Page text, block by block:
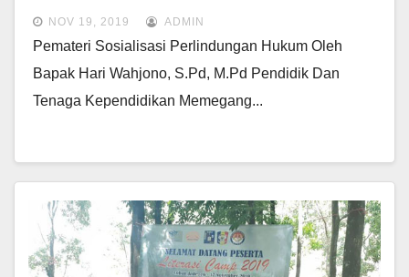
SMANTAR NALA
NOV 19, 2019 ADMIN
Pemateri Sosialisasi Perlindungan Hukum Oleh
Bapak Hari Wahjono, S.Pd, M.Pd Pendidik Dan
Tenaga Kependidikan Memegang...